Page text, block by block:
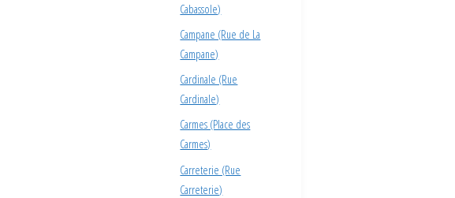
Cabassole)
Campane (Rue de La
Campane)
Cardinale (Rue
Cardinale)
Carmes (Place des
Carmes)
Carreterie (Rue
Carreterie)